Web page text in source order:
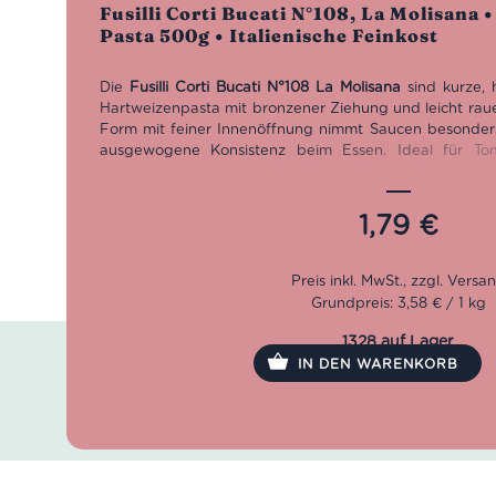
Fusilli Corti Bucati N°108, La Molisana
Pasta 500g • Italienische Feinkost
Die Fusilli Corti Bucati N°108 La Molisana sind kurze,
Hartweizenpasta mit bronzener Ziehung und leicht
Form mit feiner Innenöffnung nimmt Saucen
ausgewogene Konsistenz beim Essen. Ideal für
1,79 €
Bewertet
mit4.75
von 5
Grundpreis: 3,58 € / 1 kg
1328 auf Lager
IN DEN WARENKORB